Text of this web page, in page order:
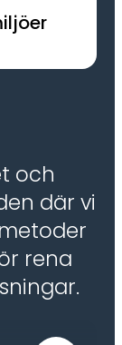
och
där vi
rena